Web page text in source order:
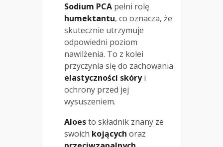
Sodium PCA pełni rolę
humektantu, co oznacza, że
skutecznie utrzymuje
odpowiedni poziom
nawilżenia. To z kolei
przyczynia się do zachowania
elastyczności skóryi
ochrony przed jej
wysuszeniem.
Aloesto składnik znany ze
swoich kojących oraz